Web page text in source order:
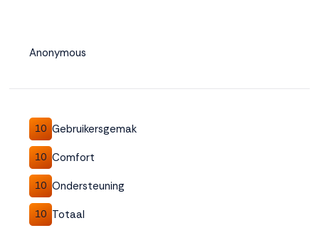
Anonymous
10 Gebruikersgemak
10 Comfort
10 Ondersteuning
10 Totaal